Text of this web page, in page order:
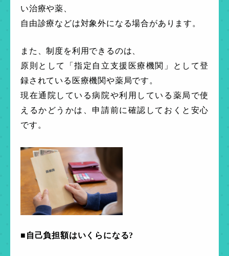
い治療や薬、
自由診療などは対象外になる場合があります。
また、制度を利用できるのは、
原則として「指定自立支援医療機関」として登
録されている医療機関や薬局です。
現在通院している病院や利用している薬局で使
えるかどうかは、申請前に確認しておくと安心
です。
■自己負担額はいくらになる?